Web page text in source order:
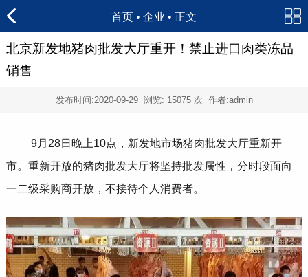
首页 • 企业 • 正文
北京新发地猪肉批发大厅重开！禁止进口肉类冻品
销售
发布时间:2020-09-29浏览: 15075 次 作者:admin
9月28日晚上10点，新发地市场猪肉批发大厅重新开
市。重新开放的猪肉批发大厅将坚持批发属性，分时段面向
一二级采购商开放，不接待个人消费者。